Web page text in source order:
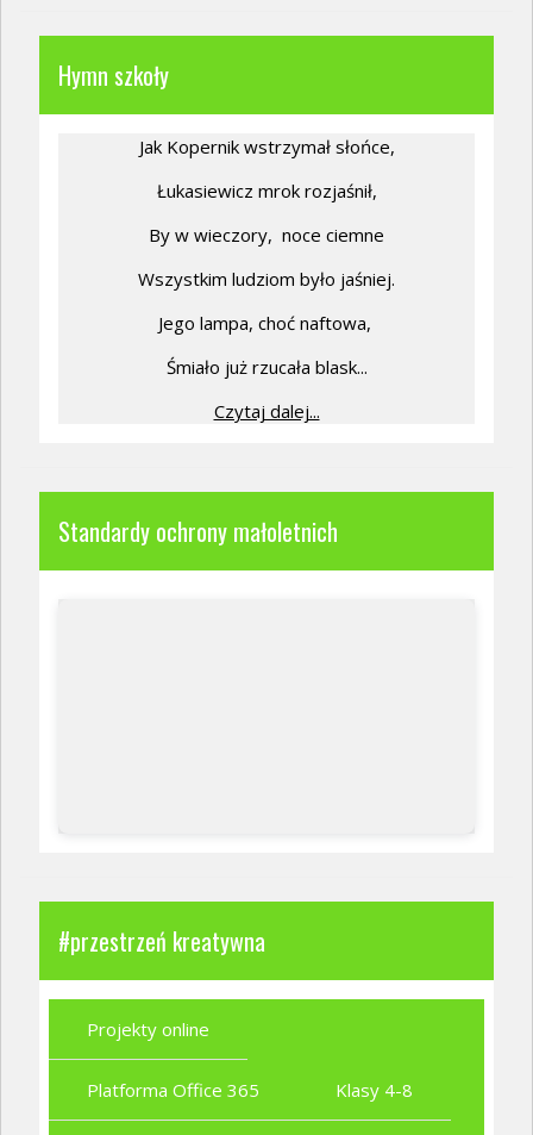
Hymn szkoły
Jak Kopernik wstrzymał słońce,
Łukasiewicz mrok rozjaśnił,
By w wieczory, noce ciemne
Wszystkim ludziom było jaśniej.
Jego lampa, choć naftowa,
Śmiało już rzucała blask...
Czytaj dalej...
Standardy ochrony małoletnich
#przestrzeń kreatywna
Projekty online
Platforma Office 365 Klasy 4-8